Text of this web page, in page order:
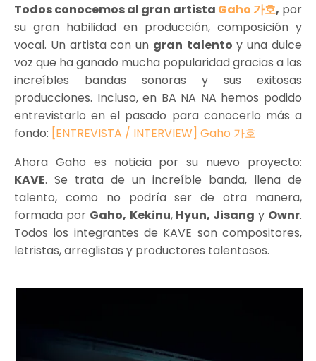
Todos conocemos al gran artista Gaho 가호, por
su gran habilidad en producción, composición y
vocal. Un artista con un gran talento y una dulce
voz que ha ganado mucha popularidad gracias a las
increíbles bandas sonoras y sus exitosas
producciones. Incluso, en BA NA NA hemos podido
entrevistarlo en el pasado para conocerlo más a
fondo: [ENTREVISTA / INTERVIEW] Gaho 가호
Ahora Gaho es noticia por su nuevo proyecto:
KAVE. Se trata de un increíble banda, llena de
talento, como no podría ser de otra manera,
formada por Gaho, Kekinu, Hyun, Jisang y Ownr.
Todos los integrantes de KAVE son compositores,
letristas, arreglistas y productores talentosos.